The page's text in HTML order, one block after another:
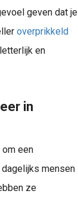
geven dat je
overprikkeld
en
in
een
mensen
ze